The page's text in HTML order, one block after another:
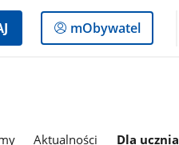
Logowanie
do
mObywatel
Aktualności Dla ucznia